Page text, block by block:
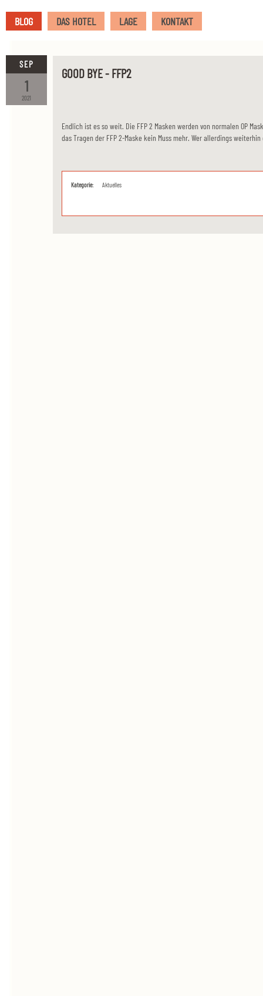
BLOG DAS HOTEL LAGE KONTAKT
GOOD BYE - FFP2
2021
1
SEP
Endlich ist es so weit. Die FFP 2 Masken werden von normalen OP
das Tragen der FFP 2-Maske kein Muss mehr. Wer allerdings
Kategorie: Aktuelles